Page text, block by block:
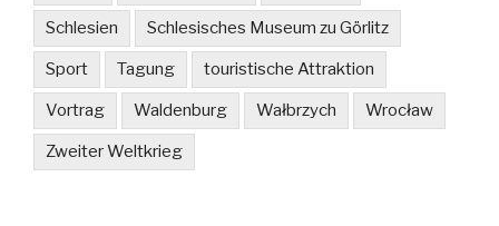
Schlesien Schlesisches Museum zu Görlitz
Sport Tagung touristische Attraktion
Vortrag Waldenburg Wałbrzych Wrocław
Zweiter Weltkrieg